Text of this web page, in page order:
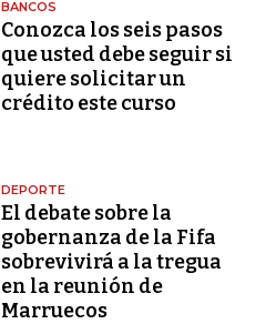
BANCOS
Conozca los seis pasos
que usted debe seguir si
quiere solicitar un
crédito este curso
DEPORTE
El debate sobre la
gobernanza de la Fifa
sobrevivirá a la tregua
en la reunión de
Marruecos